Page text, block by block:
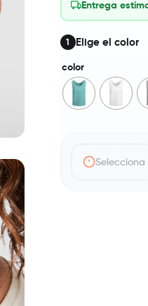
Entrega
1 Elige el color
color